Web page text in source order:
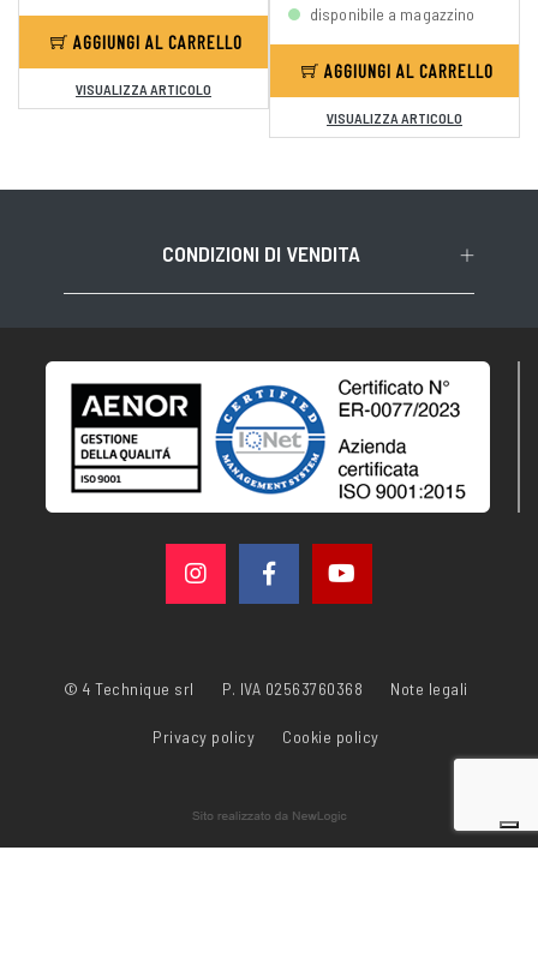
AGGIUNGI AL CARRELLO
VISUALIZZA ARTICOLO
disponibile a magazzino
AGGIUNGI AL CARRELLO
VISUALIZZA ARTICOLO
CONDIZIONI DI VENDITA
© 4 Technique srl P. IVA 02563760368 Note legali
Privacy policy Cookie policy